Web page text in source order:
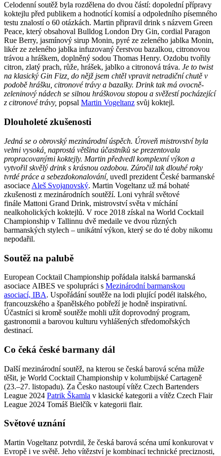
Celodenní soutěž byla rozdělena do dvou částí: dopolední přípravy
koktejlu před publikem a hodnotící komisí a odpoledního písemného
testu znalostí o 60 otázkách. Martin připravil drink s názvem Green
Peace, který obsahoval Bulldog London Dry Gin, cordial Paragon
Rue Berry, jasmínový sirup Monin, pyré ze zeleného jablka Monin,
likér ze zeleného jablka infuzovaný čerstvou bazalkou, citronovou
trávou a hráškem, doplněný sodou Thomas Henry. Ozdobu tvořily
citron, zlatý prach, růže, hrášek, jablko a citronová tráva. Je to twist
na klasický Gin Fizz, do nějž jsem chtěl vpravit netradiční chutě v
podobě hrášku, citronové trávy a bazalky. Drink tak má ovocně-
zeleninový nádech se silnou hráškovou stopou a svěžestí pocházející
z citronové trávy, popsal Martin Vogeltanz svůj koktejl.
Dlouholeté zkušenosti
Jedná se o obrovský mezinárodní úspěch. Úroveň mistrovství byla
velmi vysoká, naprostá většina účastníků se prezentovala
propracovanými koktejly. Martin předvedl komplexní výkon a
vytvořil skvělý drink s krásnou ozdobou. Zúročil tak dlouhé roky
tvrdé práce a sebezdokonalování, uvedl prezident České barmanské
asociace Aleš Svojanovský. Martin Vogeltanz už má bohaté
zkušenosti z mezinárodních soutěží. Loni vyhrál světové
finále Mattoni Grand Drink, mistrovství světa v míchání
nealkoholických koktejlů. V roce 2018 získal na World Cocktail
Championship v Tallinnu dvě medaile ve dvou různých
barmanských stylech – unikátní výkon, který se do té doby nikomu
nepodařil.
Soutěž na palubě
European Cocktail Championship pořádala italská barmanská
asociace AIBES ve spolupráci s Mezinárodní barmanskou
asociací, IBA. Uspořádání soutěže na lodi plující podél italského,
francouzského a španělského pobřeží je hodně inspirativní.
Účastníci si kromě soutěže mohli užít doprovodný program,
gastronomii a barovou kulturu vyhlášených středomořských
destinací.
Co čeká české barmany dál
Další mezinárodní soutěž, na kterou se česká barová scéna může
těšit, je World Cocktail Championship v kolumbijské Cartageně
(23.–27. listopadu). Za Česko nastoupí vítěz Czech Bartenders
League 2024 Patrik Škamla v klasické kategorii a vítěz Czech Flair
League 2024 Tomáš Bielčík v kategorii flair.
Světové uznání
Martin Vogeltanz potvrdil, že česká barová scéna umí konkurovat v
Evropě i ve světě. Jeho vítězství je kombinací technické preciznosti,